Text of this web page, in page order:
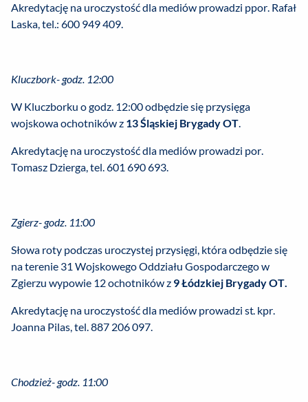
Akredytację na uroczystość dla mediów prowadzi ppor. Rafał
Laska, tel.: 600 949 409.
Kluczbork- godz. 12:00
W Kluczborku o godz. 12:00 odbędzie się przysięga
wojskowa ochotników z 13 Śląskiej BrygadyOT.
Akredytację na uroczystość dla mediów prowadzi por.
Tomasz Dzierga, tel. 601 690 693.
Zgierz- godz. 11:00
Słowa roty podczas uroczystej przysięgi, która odbędzie się
na terenie 31 Wojskowego Oddziału Gospodarczego w
Zgierzu wypowie 12 ochotników z 9 Łódzkiej Brygady OT.
Akredytację na uroczystość dla mediów prowadzi st. kpr.
Joanna Pilas, tel. 887 206 097.
Chodzież- godz. 11:00